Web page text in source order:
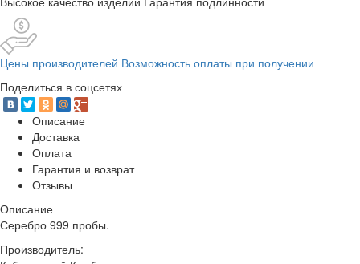
Цены производителей Возможность оплаты при получении
Поделиться в соцсетях
Описание
Доставка
Оплата
Гарантия и возврат
Отзывы
Описание
Серебро 999 пробы.
Производитель: